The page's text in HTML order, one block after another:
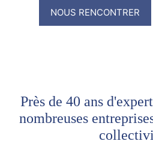
NOUS RENCONTRER
Près de 40 ans
nombreuses